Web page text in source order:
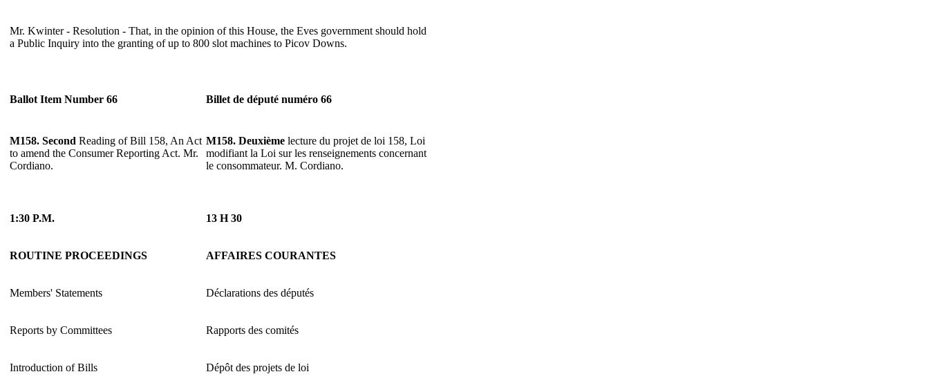
Mr. Kwinter - Resolution - That, in the opinion of this House, the Eves government should hold
a Public Inquiry into the granting of up to 800 slot machines to Picov Downs.
Ballot Item Number 66 Billet de député numéro 66
M158. Second Reading of Bill 158, An Act
to amend the Consumer Reporting Act. Mr.
Cordiano.
M158. Deuxième lecture du projet de loi 158, Loi
modifiant la Loi sur les renseignements concernant
le consommateur. M. Cordiano.
1:30 P.M. 13 H 30
ROUTINE PROCEEDINGS AFFAIRES COURANTES
Members' Statements Déclarations des députés
Reports by Committees Rapports des comités
Introduction of Bills Dépôt des projets de loi